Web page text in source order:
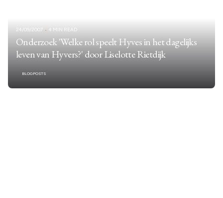
24/09/2007 4 MIN READ
Onderzoek 'Welke rol speelt Hyves in het dagelijks
leven van Hyvers?' door Liselotte Rietdijk
BLOGPOSTS